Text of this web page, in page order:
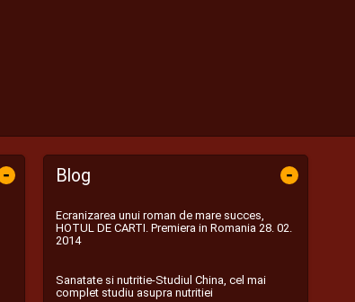
- Blog -
Ecranizarea unui roman de mare succes,
HOTUL DE CARTI. Premiera in Romania 28. 02.
2014
Sanatate si nutritie-Studiul China, cel mai
complet studiu asupra nutritiei